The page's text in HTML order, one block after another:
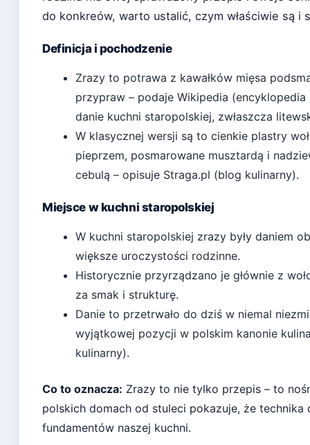
do konkreów, warto ustalić, czym właściwie są i
Definicja i pochodzenie
Zrazy to potrawa z kawałków mięsa
przypraw – podaje Wikipedia
danie kuchni staropolskiej, zwłaszcza
W klasycznej wersji są to cienkie plastry
pieprzem, posmarowane musztardą i
cebulą – opisuje Straga.pl (blog kulinarny).
Miejsce w kuchni staropolskiej
W kuchni staropolskiej zrazy były daniem
większe uroczystości rodzinne.
Historycznie przyrządzano je głównie z
za smak i strukturę.
Danie to przetrwało do dziś w niemal
wyjątkowej pozycji w polskim kanonie
kulinarny).
Co to oznacza: Zrazy to nie tylko przepis – to
polskich domach od stuleci pokazuje, że
fundamentów naszej kuchni.